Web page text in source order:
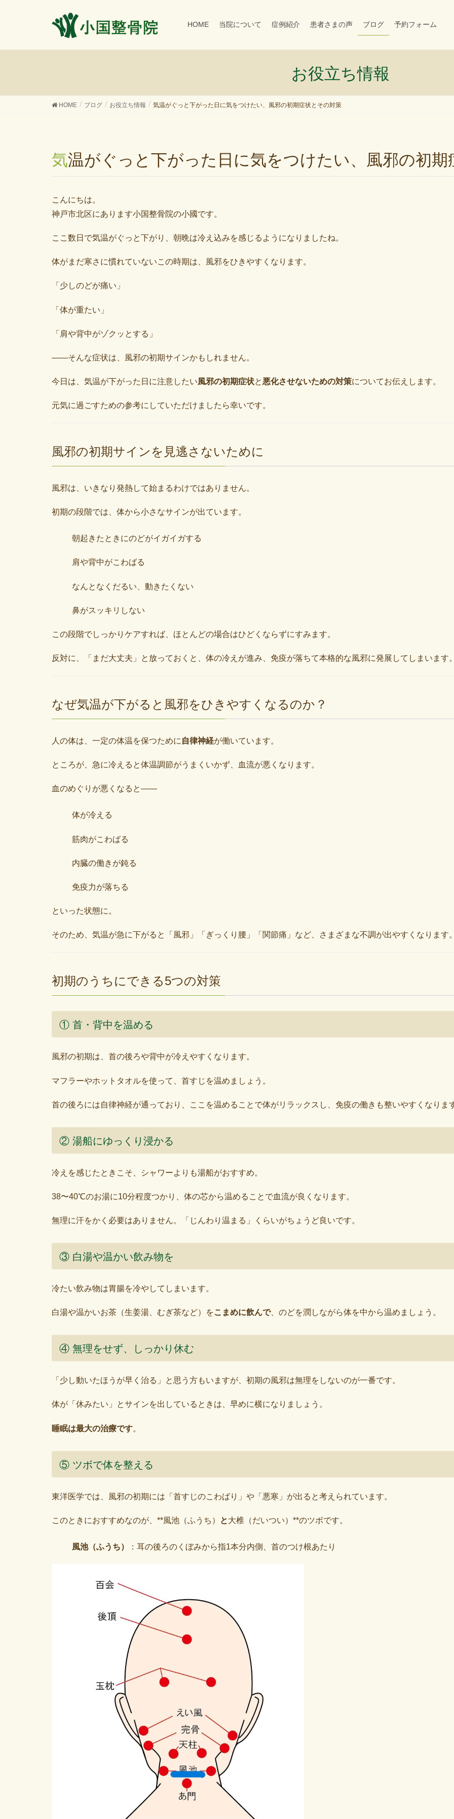
HOME 当院について 症例紹介 患者さまの声 ブログ 予約フォーム
お役立ち情報
HOME ブログ お役立ち情報 気温がぐっと下がった日に気をつけたい、風邪の初期症状とその対策
気温がぐっと下がった日に気をつけたい、風邪の初
こんにちは。
神戸市北区にあります小国整骨院の小國です。
ここ数日で気温がぐっと下がり、朝晩は冷え込みを感じるようになりましたね。
体がまだ寒さに慣れていないこの時期は、風邪をひきやすくなります。
「少しのどが痛い」
「体が重たい」
「肩や背中がゾクッとする」
――そんな症状は、風邪の初期サインかもしれません。
今日は、気温が下がった日に注意したい風邪の初期症状と 悪化させないための対策についてお伝えします。
元気に過ごすための参考にしていただけましたら幸いです。
風邪の初期サインを見逃さないために
風邪は、いきなり発熱して始まるわけではありません。
初期の段階では、体から小さなサインが出ています。
朝起きたときにのどがイガイガする
肩や背中がこわばる
なんとなくだるい、動きたくない
鼻がスッキリしない
この段階でしっかりケアすれば、ほとんどの場合はひどくならずにすみます。
反対に、「まだ大丈夫」と放っておくと、体の冷えが進み、免疫が落ちて本格的な風邪に発展してしまいます
なぜ気温が下がると風邪をひきやすくなるのか？
人の体は、一定の体温を保つために 自律神経が働いています。
ところが、急に冷えると体温調節がうまくいかず、血流が悪くなります。
血のめぐりが悪くなると――
体が冷える
筋肉がこわばる
内臓の働きが鈍る
免疫力が落ちる
といった状態に。
そのため、気温が急に下がると「風邪」「ぎっくり腰」「関節痛」など、さまざまな不調が出やすくなります
初期のうちにできる5つの対策
① 首・背中を温める
風邪の初期は、首の後ろや背中が冷えやすくなります。
マフラーやホットタオルを使って、首すじを温めましょう。
首の後ろには自律神経が通っており、ここを温めることで体がリラックスし、免疫の働きも整いやすくなりま
② 湯船にゆっくり浸かる
冷えを感じたときこそ、シャワーよりも湯船がおすすめ。
38〜40℃のお湯に10分程度つかり、体の芯から温めることで血流が良くなります。
無理に汗をかく必要はありません。「じんわり温まる」くらいがちょうど良いです。
③ 白湯や温かい飲み物を
冷たい飲み物は胃腸を冷やしてしまいます。
白湯や温かいお茶（生姜湯、むぎ茶など）をこまめに飲んで、のどを潤しながら体を中から温めましょう。
④ 無理をせず、しっかり休む
「少し動いたほうが早く治る」と思う方もいますが、初期の風邪は無理をしないのが一番です。
体が「休みたい」とサインを出しているときは、早めに横になりましょう。
睡眠は最大の治療です。
⑤ ツボで体を整える
東洋医学では、風邪の初期には「首すじのこわばり」や「悪寒」が出ると考えられています。
このときにおすすめなのが、**風池（ふうち） と大椎（だいつい）**のツボです。
風池（ふうち） ：耳の後ろのくぼみから指1本分内側、首のつけ根あたり